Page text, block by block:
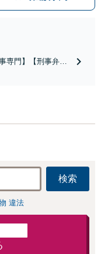
捕・勾留でお悩みの方は
事専門】【刑事弁護
士泉義孝にご相談
検索
違法